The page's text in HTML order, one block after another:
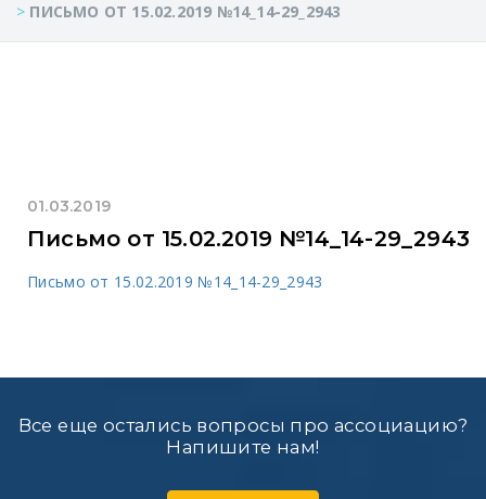
> ПИСЬМО ОТ 15.02.2019 №14_14-29_2943
01.03.2019
Письмо от 15.02.2019 №14_14-29_2943
Письмо от 15.02.2019 №14_14-29_2943
Все еще остались вопросы про ассоциацию?
Напишите нам!